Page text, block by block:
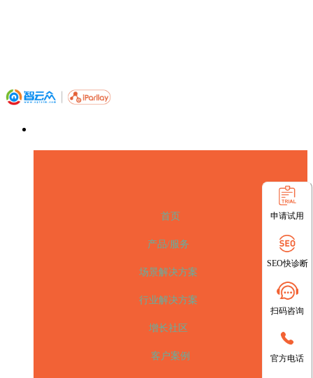
首页
产品/服务
场景解决方案
行业解决方案
增长社区
客户案例
申请试用
SEO快诊断
扫码咨询
官方电话